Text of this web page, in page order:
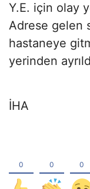
Y.E. için olay
Adrese gelen
hastaneye
yerinden
İHA